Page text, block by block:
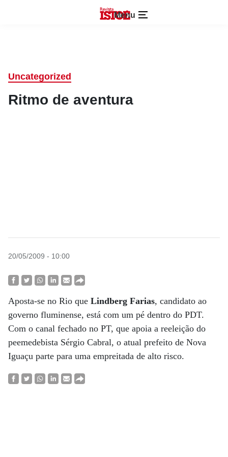
Menu
Uncategorized
Ritmo de aventura
20/05/2009 - 10:00
Aposta-se no Rio que Lindberg Farias, candidato ao
governo fluminense, está com um pé dentro do PDT.
Com o canal fechado no PT, que apoia a reeleição do
peemedebista Sérgio Cabral, o atual prefeito de Nova
Iguaçu parte para uma empreitada de alto risco.